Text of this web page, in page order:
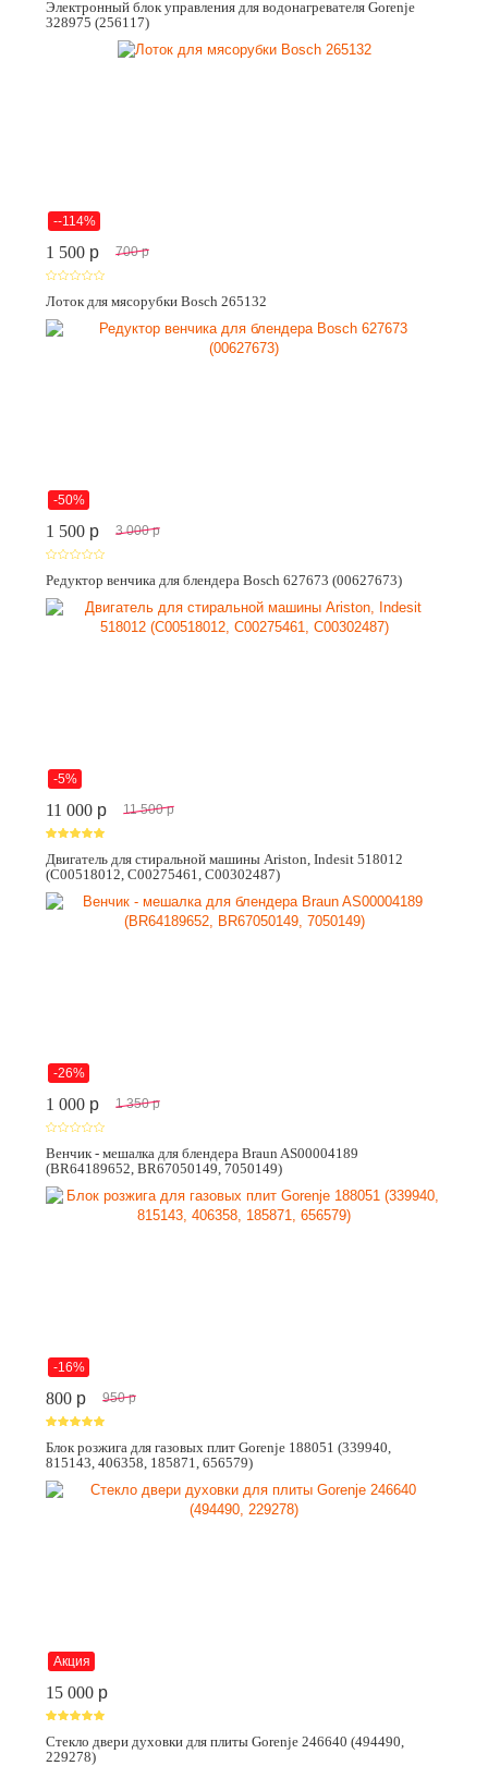
Электронный блок управления для водонагревателя Gorenje
328975 (256117)
--114%
1 500 p 700 p
Лоток для мясорубки Bosch 265132
-50%
1 500 p 3 000 p
Редуктор венчика для блендера Bosch 627673 (00627673)
-5%
11 000 p 11 500 p
Двигатель для стиральной машины Ariston, Indesit 518012
(C00518012, C00275461, C00302487)
-26%
1 000 p 1 350 p
Венчик - мешалка для блендера Braun AS00004189
(BR64189652, BR67050149, 7050149)
-16%
800 p 950 p
Блок розжига для газовых плит Gorenje 188051 (339940,
815143, 406358, 185871, 656579)
Акция
15 000 p
Стекло двери духовки для плиты Gorenje 246640 (494490,
229278)